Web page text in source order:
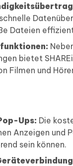
Dateien
bietet
Filmen und
Ups: Die
Anzeigen und
sein können.